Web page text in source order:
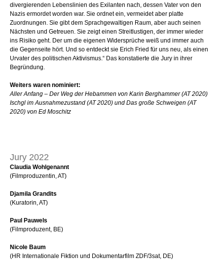
divergierenden Lebenslinien des Exilanten nach, dessen Vater von den
Nazis ermordet worden war. Sie ordnet ein, vermeidet aber platte
Zuordnungen. Sie gibt dem Sprachgewaltigen Raum, aber auch seinen
Nächsten und Getreuen. Sie zeigt einen Streitlustigen, der immer wieder
ins Risiko geht. Der um die eigenen Widersprüche weiß und immer auch
die Gegenseite hört. Und so entdeckt sie Erich Fried für uns neu, als einen
Urvater des politischen Aktivismus.“ Das konstatierte die Jury in ihrer
Begründung.
Weiters waren nominiert:
Aller Anfang – Der Weg der Hebammen von Karin Berghammer (AT 2020)
Ischgl im Ausnahmezustand (AT 2020) und Das große Schweigen (AT
2020) von Ed Moschitz
Jury 2022
Claudia Wohlgenannt
(Filmproduzentin, AT)
Djamila Grandits
(Kuratorin, AT)
Paul Pauwels
(Filmproduzent, BE)
Nicole Baum
(HR Internationale Fiktion und Dokumentarfilm ZDF/3sat, DE)